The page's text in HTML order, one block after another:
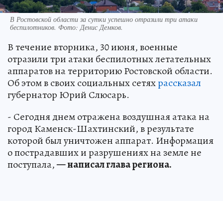
В Ростовской области за сутки успешно отразили три атаки
беспилотников. Фото: Денис Демков.
В течение вторника, 30 июня, военные
отразили три атаки беспилотных летательных
аппаратов на территорию Ростовской области.
Об этом в своих социальных сетяхрассказал
губернатор Юрий Слюсарь.
- Сегодня днем отражена воздушная атака на
город Каменск-Шахтинский, в результате
которой был уничтожен аппарат. Информация
о пострадавших и разрушениях на земле не
поступала,— написал глава региона.